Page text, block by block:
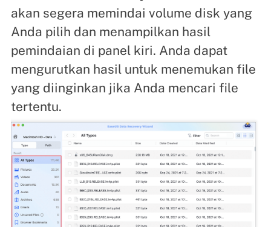
akan segera memindai volume disk yang
Anda pilih dan menampilkan hasil
pemindaian di panel kiri. Anda dapat
mengurutkan hasil untuk menemukan file
yang diinginkan jika Anda mencari file
tertentu.